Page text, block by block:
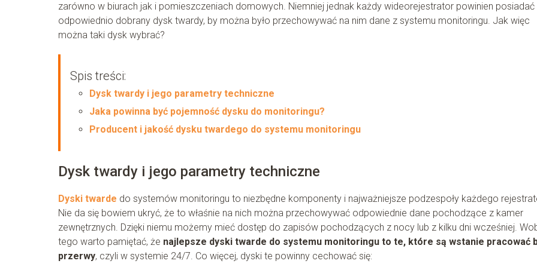
zarówno w biurach jak i pomieszczeniach domowych. Niemniej jednak każdy wideorejestrator powinien posiadać
odpowiednio dobrany dysk twardy, by można było przechowywać na nim dane z systemu monitoringu. Jak więc
można taki dysk wybrać?
Spis treści:
Dysk twardy i jego parametry techniczne
Jaka powinna być pojemność dysku do monitoringu?
Producent i jakość dysku twardego do systemu monitoringu
Dysk twardy i jego parametry techniczne
Dyski twarde do systemów monitoringu to niezbędne komponenty i najważniejsze podzespoły każdego
Nie da się bowiem ukryć, że to właśnie na nich można przechowywać odpowiednie dane pochodzące z kamer
zewnętrznych. Dzięki niemu możemy mieć dostęp do zapisów pochodzących z nocy lub z kilku dni wcześniej.
tego warto pamiętać, że najlepsze dyski twarde do systemu monitoringu to te, które są wstanie pracować
przerwy, czyli w systemie 24/7. Co więcej, dyski te powinny cechować się: